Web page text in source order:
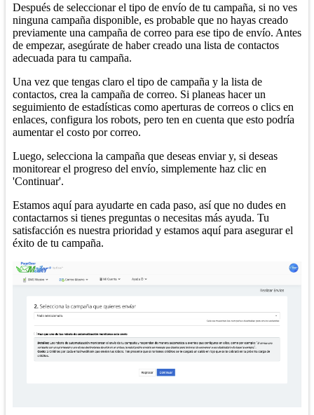
Después de seleccionar el tipo de envío de tu campaña, si no ves
ninguna campaña disponible, es probable que no hayas creado
previamente una campaña de correo para ese tipo de envío. Antes
de empezar, asegúrate de haber creado una lista de contactos
adecuada para tu campaña.
Una vez que tengas claro el tipo de campaña y la lista de
contactos, crea la campaña de correo. Si planeas hacer un
seguimiento de estadísticas como aperturas de correos o clics en
enlaces, configura los robots, pero ten en cuenta que esto podría
aumentar el costo por correo.
Luego, selecciona la campaña que deseas enviar y, si deseas
monitorear el progreso del envío, simplemente haz clic en
'Continuar'.
Estamos aquí para ayudarte en cada paso, así que no dudes en
contactarnos si tienes preguntas o necesitas más ayuda. Tu
satisfacción es nuestra prioridad y estamos aquí para asegurar el
éxito de tu campaña.